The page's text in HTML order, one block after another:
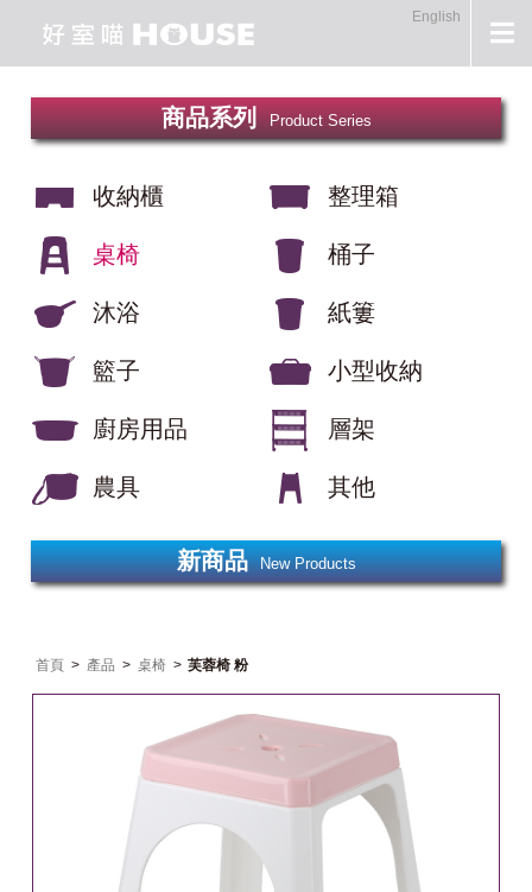
English
商品系列 Product Series
收納櫃 整理箱
桌椅 桶子
沐浴 紙簍
籃子 小型收納
廚房用品 層架
農具 其他
新商品 New Products
首頁 > 產品 > 桌椅 > 芙蓉椅 粉